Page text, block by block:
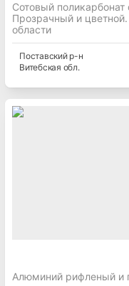
Сотовый
Прозрачный и
области
Поставскийр-н
Витебская обл.
Алюминий рифленый и